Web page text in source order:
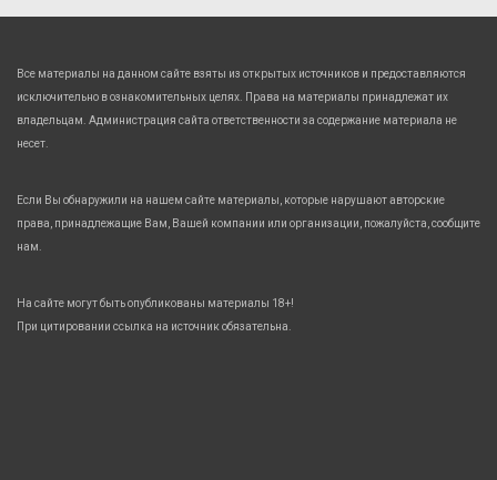
Все материалы на данном сайте взяты из открытых источников и предоставляются
исключительно в ознакомительных целях. Права на материалы принадлежат их
владельцам. Администрация сайта ответственности за содержание материала не
несет.
Если Вы обнаружили на нашем сайте материалы, которые нарушают авторские
права, принадлежащие Вам, Вашей компании или организации, пожалуйста, сообщите
нам.
На сайте могут быть опубликованы материалы 18+!
При цитировании ссылка на источник обязательна.